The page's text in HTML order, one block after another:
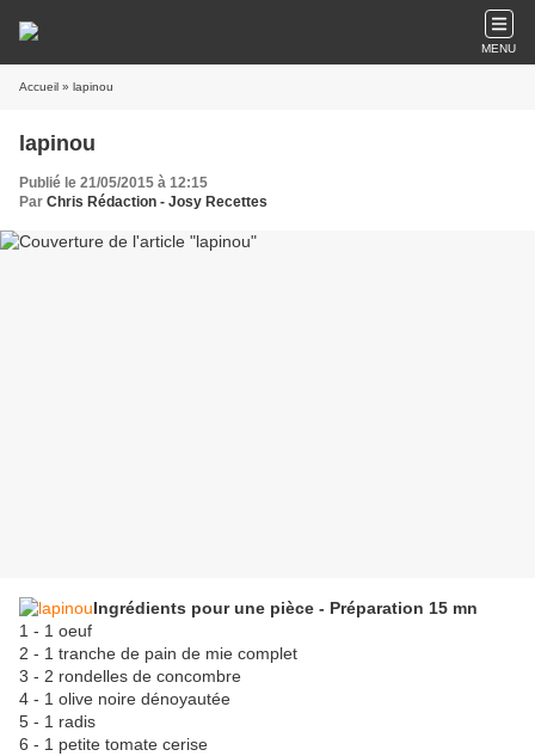
MENU
Accueil » lapinou
lapinou
Publié le 21/05/2015 à 12:15
Par Chris Rédaction - Josy Recettes
Ingrédients pour une pièce - Préparation 15 mn
1 - 1 oeuf
2 - 1 tranche de pain de mie complet
3 - 2 rondelles de concombre
4 - 1 olive noire dénoyautée
5 - 1 radis
6 - 1 petite tomate cerise